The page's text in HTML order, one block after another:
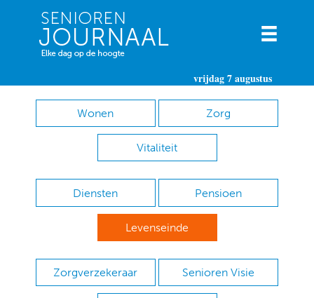
vrijdag 7 augustus
Wonen Zorg
Vitaliteit
Diensten Pensioen
Levenseinde
Zorgverzekeraar Senioren Visie